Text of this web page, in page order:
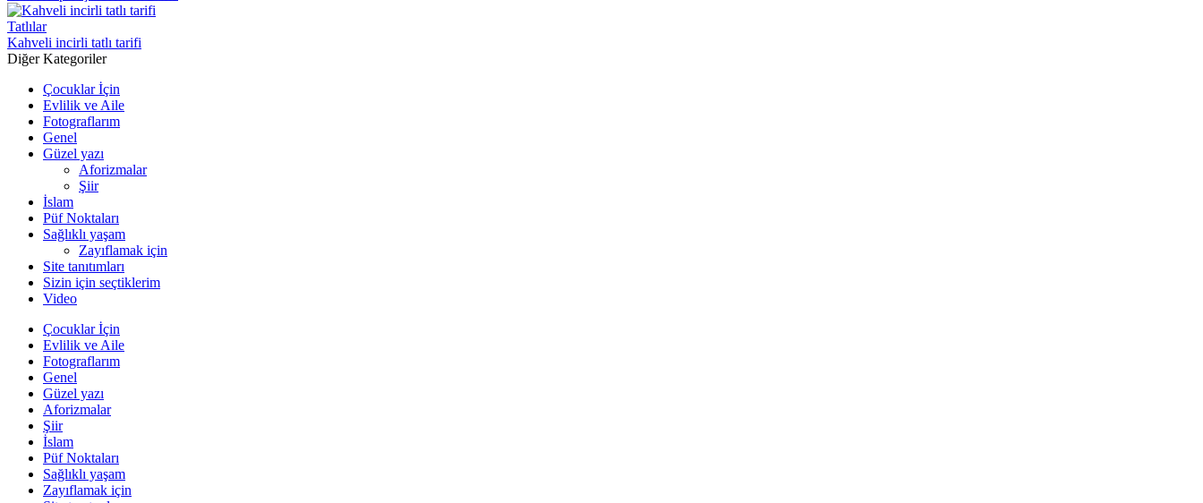
Tatlılar
Kahveli incirli tatlı tarifi
Diğer Kategoriler
Çocuklar İçin
Evlilik ve Aile
Fotograflarım
Genel
Güzel yazı
Aforizmalar
Şiir
İslam
Püf Noktaları
Sağlıklı yaşam
Zayıflamak için
Site tanıtımları
Sizin için seçtiklerim
Video
Çocuklar İçin
Evlilik ve Aile
Fotograflarım
Genel
Güzel yazı
Aforizmalar
Şiir
İslam
Püf Noktaları
Sağlıklı yaşam
Zayıflamak için